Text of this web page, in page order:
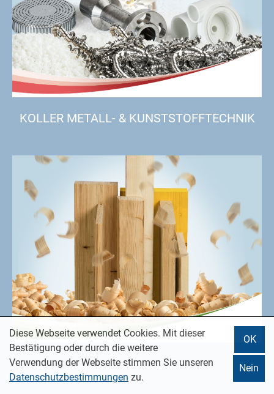
KOLLER METALL- & KUNSTSTOFFTECHNIK
KOLLER HOLZ
Diese Webseite verwendet Cookies. Mit dieser
Bestätigung oder durch die weitere
Verwendung der Webseite stimmen Sie unseren
Datenschutzbestimmungen zu.
OK
Nein